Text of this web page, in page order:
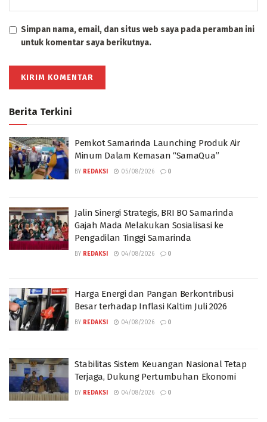
Simpan nama, email, dan situs web saya pada peramban ini
untuk komentar saya berikutnya.
Berita Terkini
Pemkot Samarinda Launching Produk Air
Minum Dalam Kemasan “SamaQua”
BY REDAKSI 05/08/2026 0
Jalin Sinergi Strategis, BRI BO Samarinda
Gajah Mada Melakukan Sosialisasi ke
Pengadilan Tinggi Samarinda
BY REDAKSI 04/08/2026 0
Harga Energi dan Pangan Berkontribusi
Besar terhadap Inflasi Kaltim Juli 2026
BY REDAKSI 04/08/2026 0
Stabilitas Sistem Keuangan Nasional Tetap
Terjaga, Dukung Pertumbuhan Ekonomi
BY REDAKSI 04/08/2026 0